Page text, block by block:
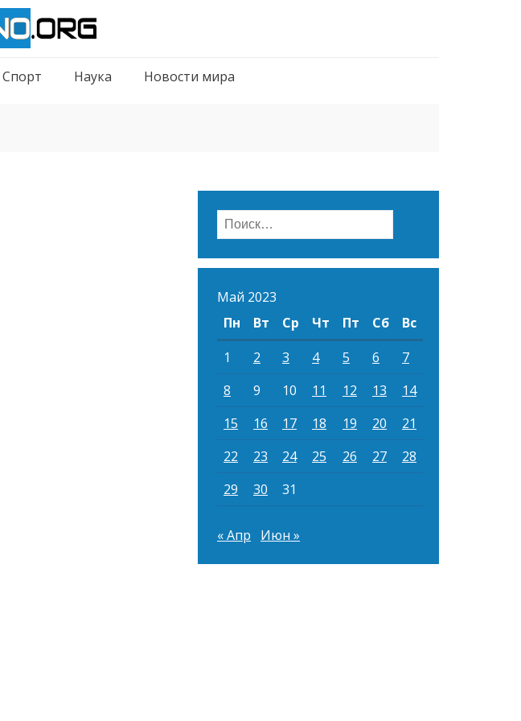
Спорт Наука Новости мира
Найти:
Май 2023
Пн
Вт Ср Чт Пт Сб
Вс
1
2 3 4 5 6
7
8
9 10 11 12 13
14
15
16 17 18 19 20
21
22
23 24 25 26 27
28
29
30 31
« Апр Июн »